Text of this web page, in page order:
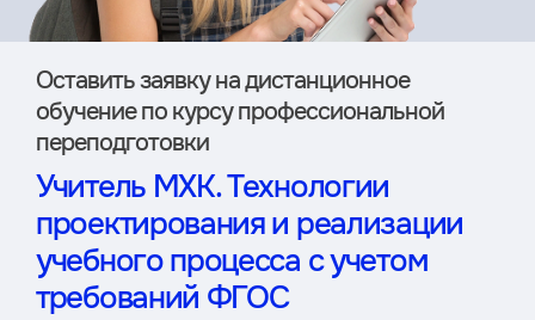
Оставить заявку на дистан­ционное
обучение по курсу профессиональной
переподготовки
Учитель МХК. Технологии
проектирования и реализации
учебного процесса с учетом
требований ФГОС